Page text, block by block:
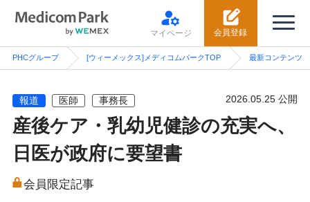
会員登録
マイページ
PHCグループ [ウィーメックス]メディコムパークTOP 最新コンテンツ
報道 医師 事務長 2026.05.25 公開
産後ケア・乳幼児健診の充実へ、
日医が政府に要望書
会員限定記事